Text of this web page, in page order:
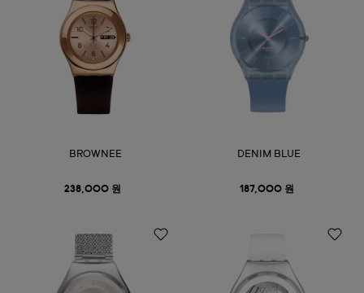
BROWNEE
238,000 원
DENIM BLUE
187,000 원